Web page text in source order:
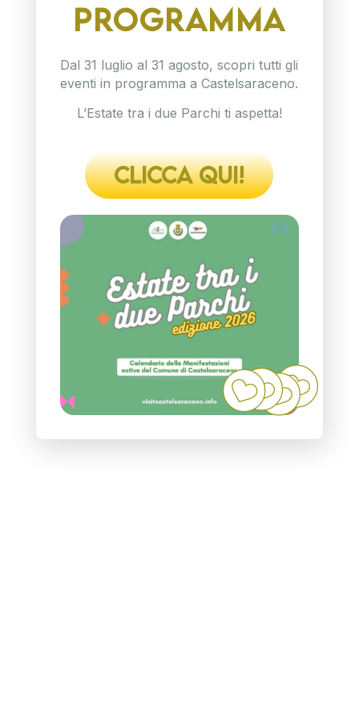
PROGRAMMA
Dal 31 luglio al 31 agosto, scopri tutti gli
eventi in programma a Castelsaraceno.
L’Estate tra i due Parchi ti aspetta!
CLICCA QUI!